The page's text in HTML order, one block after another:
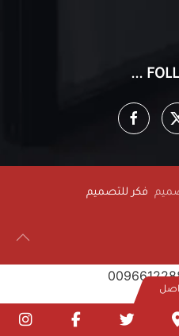
فكر للتصميم
Google
twitter
facebook